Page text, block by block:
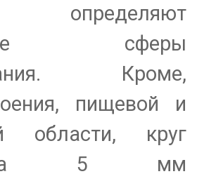
определяют
сферы
Кроме,
пищевой и
области, круг
5 мм